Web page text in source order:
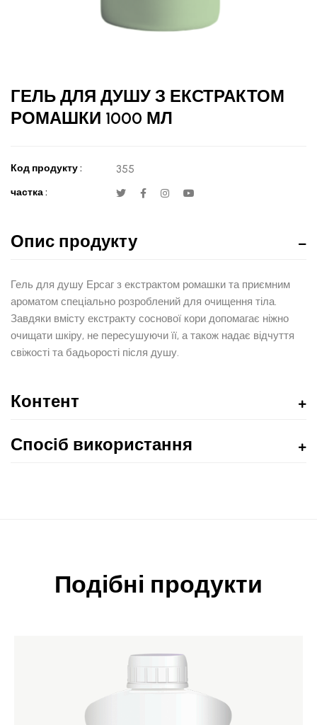
ГЕЛЬ ДЛЯ ДУШУ З ЕКСТРАКТОМ
РОМАШКИ 1000 МЛ
Код продукту : 355
частка :
Опис продукту
Гель для душу Ерсаг з екстрактом ромашки та приємним
ароматом спеціально розроблений для очищення тіла.
Завдяки вмісту екстракту соснової кори допомагає ніжно
очищати шкіру, не пересушуючи її, а також надає відчуття
свіжості та бадьорості після душу.
Контент
Спосіб використання
Подібні продукти